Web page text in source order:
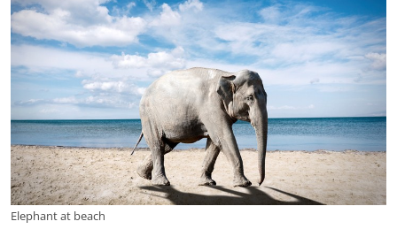
Elephant at beach